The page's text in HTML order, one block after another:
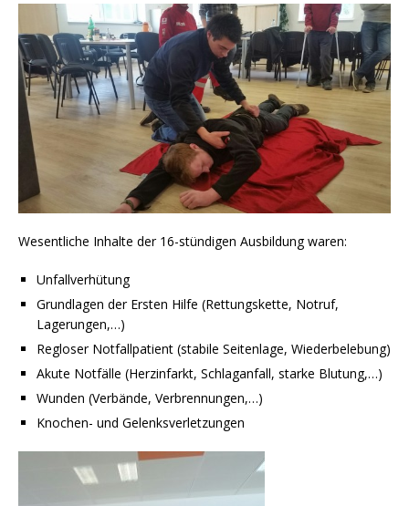
Wesentliche Inhalte der 16-stündigen Ausbildung waren:
Unfallverhütung
Grundlagen der Ersten Hilfe (Rettungskette, Notruf,
Lagerungen,…)
Regloser Notfallpatient (stabile Seitenlage, Wiederbelebung)
Akute Notfälle (Herzinfarkt, Schlaganfall, starke Blutung,…)
Wunden (Verbände, Verbrennungen,…)
Knochen- und Gelenksverletzungen